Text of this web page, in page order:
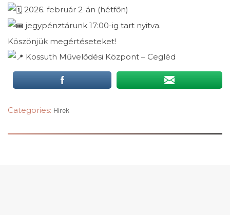
2026. február 2-án (hétfőn)
jegypénztárunk 17:00-ig tart nyitva.
Köszönjük megértéseteket!
Kossuth Művelődési Központ – Cegléd
Categories: Hírek